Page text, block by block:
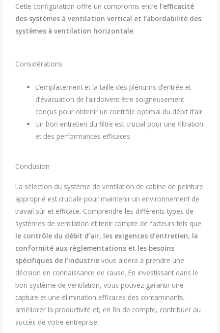
Cette configuration offre un compromis entre l’efficacité
des systèmes à ventilation vertical et l’abordabilité des
systèmes à ventilation horizontale.
Considérations:
L’emplacement et la taille des plénums d’entrée et
d’évacuation de l’airdoivent être soigneusement
conçus pour obtenir un contrôle optimal du débit d’air.
Un bon entretien du filtre est crucial pour une filtration
et des performances efficaces.
Conclusion
La sélection du système de ventilation de cabine de peinture
approprié est cruciale pour maintenir un environnement de
travail sûr et efficace. Comprendre les différents types de
systèmes de ventilation et tenir compte de facteurs tels que
le contrôle du débit d’air, les exigences d’entretien, la
conformité aux règlementations et les besoins
spécifiques de l’industrie vous aidera à prendre une
décision en connaissance de cause. En investissant dans le
bon système de ventilation, vous pouvez garantir une
capture et une élimination efficaces des contaminants,
améliorer la productivité et, en fin de compte, contribuer au
succès de votre entreprise.